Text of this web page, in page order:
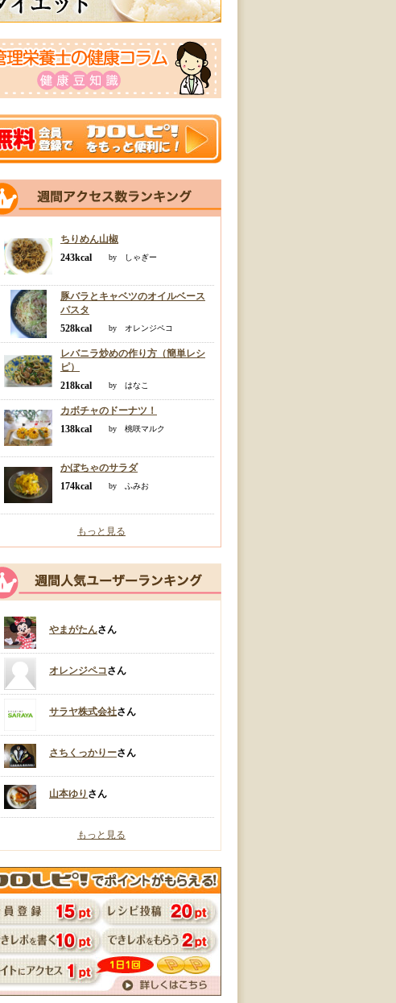
ちりめん山椒
243kcal
by しゃぎー
豚バラとキャベツのオイルベース
パスタ
528kcal
by オレンジペコ
レバニラ炒めの作り方（簡単レシ
ピ）
218kcal
by はなこ
カボチャのドーナツ！
138kcal
by 桃咲マルク
かぼちゃのサラダ
174kcal
by ふみお
もっと見る
やまがたんさん
オレンジペコさん
サラヤ株式会社さん
さちくっかりーさん
山本ゆり さん
もっと見る